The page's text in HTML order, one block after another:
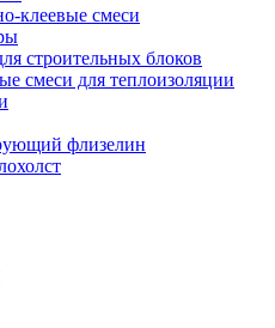
клеевые смеси
строительных блоков
смеси для теплоизоляции
флизелин